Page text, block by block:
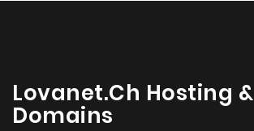
Lovanet.ch Hosting &
Domains